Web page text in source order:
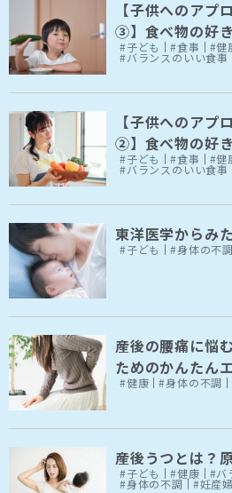
【子供へのアプ
③】食べ物の好
#子ども #食事 #健
#バランスのいい食事
【子供へのアプ
②】食べ物の好
#子ども #食事 #健
#バランスのいい食事
東洋医学からみ
#子ども #身体の不調
産後の腰痛に悩
ためのかんたん
#健康 #身体の不調
産後うつとは？
#子ども #健康 #バ
#身体の不調 #妊産婦